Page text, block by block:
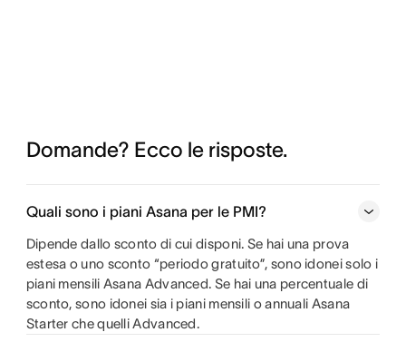
Domande? Ecco le risposte.
Quali sono i piani Asana per le PMI?
Dipende dallo sconto di cui disponi. Se hai una prova
estesa o uno sconto “periodo gratuito”, sono idonei solo i
piani mensili Asana Advanced. Se hai una percentuale di
sconto, sono idonei sia i piani mensili o annuali Asana
Starter che quelli Advanced.